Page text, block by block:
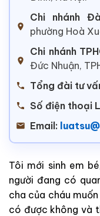
Chi nhánh
phường Hoà
Chi nhánh
Đức Nhuận,
Tổng đài tư
Số điện thoại
Email:
Tôi mới sinh em
người đang có
cha của cháu
có được không và